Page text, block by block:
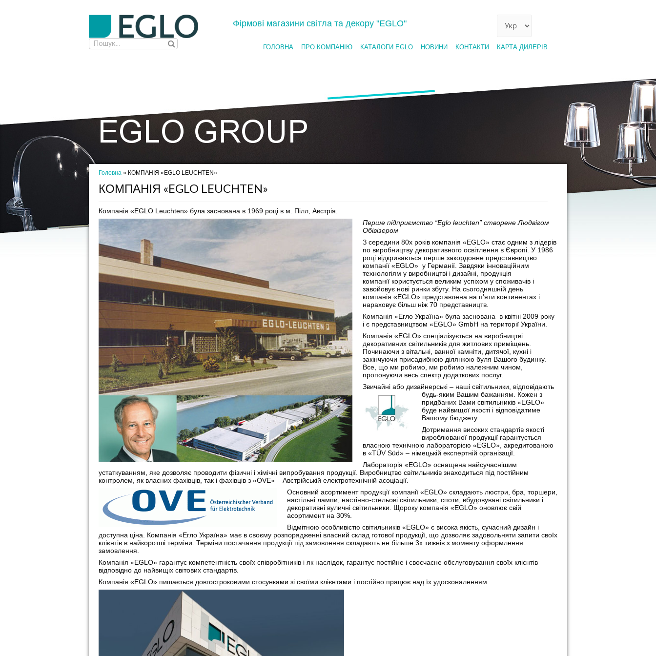
Фірмові магазини світла та декору "EGLO"
ГОЛОВНА ПРО КОМПАНІЮ КАТАЛОГИ EGLO НОВИНИ КОНТАКТИ КАРТА ДИЛЕРІВ
Головна » КОМПАНІЯ «EGLO LEUCHTEN»
КОМПАНІЯ «EGLO LEUCHTEN»
Компанія «EGLO Leuchten» була заснована в 1969 році в м. Пілл, Австрія.
Перше підприємство “Eglo leuchten” створене Людвігом
Обівізером
З середини 80х років компанія «EGLO» стає одним з лідерів
по виробництву декоративного освітлення в Європі. У 1986
році відкривається перше закордонне представництво
компанії «EGLO» у Германії. Завдяки інноваційним
технологіям у виробництві і дизайні, продукція
компанії користується великим успіхом у споживачів і
завойовує нові ринки збуту. На сьогодняшній день
компанія «EGLO» представлена на п’яти континентах і
нараховує більш ніж 70 представництв.
Компанія «Егло Україна» була заснована в квітні 2009 року
і є представництвом «EGLO» GmbH на території України.
Компанія «EGLO» спеціалізується на виробництві
декоративних світильників для житлових приміщень.
Починаючи з вітальні, ванної камніти, дитячої, кухні і
закінчуючи присадибною ділянкою буля Вашого будинку.
Все, що ми робимо, ми робимо належним чином,
пропонуючи весь спектр додаткових послуг.
Звичайні або дизайнерські – наші світильники, відповідають
будь-яким Вашим бажанням. Кожен з
придбаних Вами світильників «EGLO»
буде найвищої якості і відповідатиме
Вашому бюджету.
Дотримання високих стандартів якості
вироблюваної продукції гарантується
власною технічною лабораторією «EGLO», акредитованою
в «TÜV Süd» – німецькій експертній організації.
Лабораторія «EGLO» оснащена найсучаснішим
устаткуванням, яке дозволяє проводити фізичні і хімічні випробування продукції. Виробництво світильників знаходиться під постійним
контролем, як власних фахівців, так і фахівців з «ÖVE» – Австрійській електротехнічній асоціації.
Основний асортимент продукції компанії «EGLO» складають люстри, бра, торшери,
настільні лампи, настінно-стельові світильники, споти, вбудовувані світильники і
декоративні вуличні світильники. Щороку компанія «EGLO» оновлює свій
асортимент на 30%.
Відмітною особливістю світильників «EGLO» є висока якість, сучасний дизайн і
доступна ціна. Компанія «Егло Україна» має в своєму розпорядженні власний склад готової продукції, що дозволяє задовольняти запити своїх
клієнтів в найкоротші терміни. Терміни постачання продукції під замовлення складають не більше 3х тижнів з моменту оформлення
замовлення.
Компанія «EGLO» гарантує компетентність своїх співробітників і як наслідок, гарантує постійне і своєчасне обслуговування своїх клієнтів
відповідно до найвищіх світових стандартів.
Компанія «EGLO» пишається довгостроковими стосунками зі своїми клієнтами і постійно працює над їх удосконаленням.